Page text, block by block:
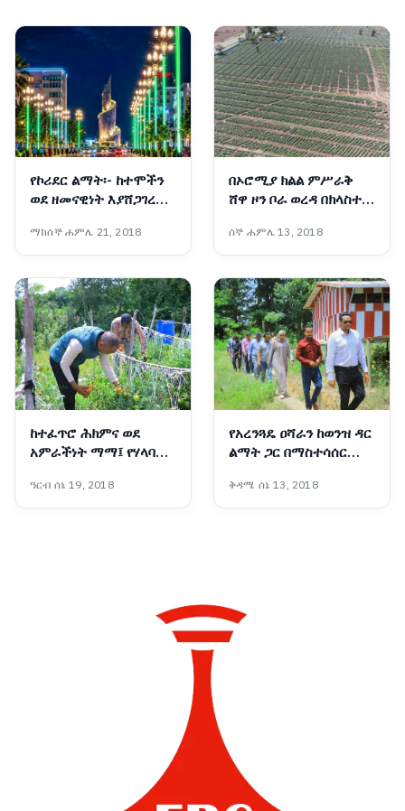
የኮሪደር ልማት፡- ከተሞችን
ወደ ዘመናዊነት እያሸጋገረ
ማክሰኞ ሐምሌ 21, 2018
በኦሮሚያ ክልል ምሥራቅ
ሸዋ ዞን ቦራ ወረዳ በክላስተር
(በምሥል) 📷የኦሮሚያ ክልል
ኮሙኒኬሽን ቢሮ
ሰኞ ሐምሌ 13, 2018
ከተፈጥሮ ሕክምና ወደ
አምራችነት ማማ፤ የሃላባዋ
ተምሳሌት
ዓርብ ሰኔ 19, 2018
የአረንጓዴ ዐሻራን ከወንዝ ዳር
ልማት ጋር በማስተሳሰር
እየተከናወነ ነው፡- ርዕሰ
መስተዳድር ኦርዲን በድሪ
ቅዳሜ ሰኔ 13, 2018